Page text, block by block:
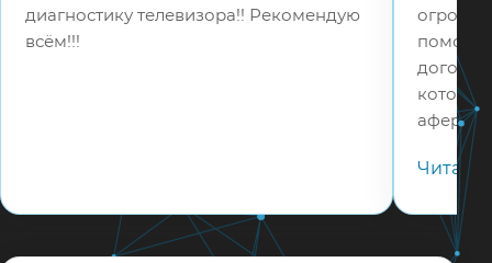
диагностику телевизора!! Рекомендую
всём!!!
помошь
в 5
Читать